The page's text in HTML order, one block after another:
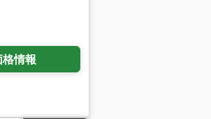
情報